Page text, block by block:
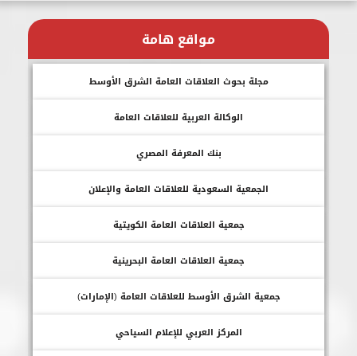
مواقع هامة
مجلة بحوث العلاقات العامة الشرق الأوسط
الوكالة العربية للعلاقات العامة
بنك المعرفة المصري
الجمعية السعودية للعلاقات العامة والإعلان
جمعية العلاقات العامة الكويتية
جمعية العلاقات العامة البحرينية
جمعية الشرق الأوسط للعلاقات العامة (الإمارات)
المركز العربي للإعلام السياحي